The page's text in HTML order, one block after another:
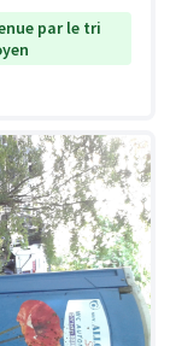
par le tri